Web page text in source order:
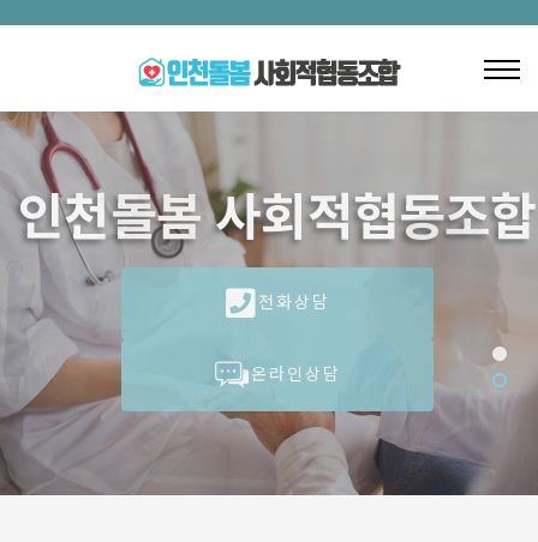
인천돌봄 사회적협동조합
전화상담
온라인상담
한결같은 마음으로
모십니다.
온라인상담